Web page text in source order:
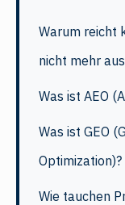
Warum reicht
nicht mehr
Was ist AEO
Was ist GEO
Optimization)?
Wie tauchen